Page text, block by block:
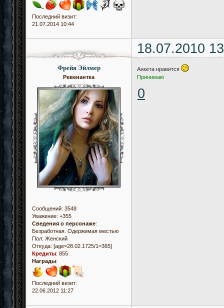
Последний визит:
21.07.2014 10:44
18.07.2010
Фрейя Эйлмер
Ревенантка
Сообщений: 3548
Уважение: +355
Сведения о персонаже:
Безработная. Одержимая местью
Пол: Женский
Откуда: [age=28.02.1725/1=365]
Кредиты: 855
Награды:
Последний визит:
22.06.2012 11:27
Анкета нравится
Принимаю
0